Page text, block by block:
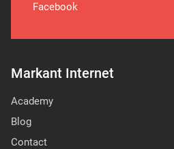
Markant Internet
Academy
Blog
Contact
Facebook